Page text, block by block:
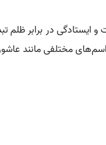
ایستادگی در برابر
مختلفی مانند